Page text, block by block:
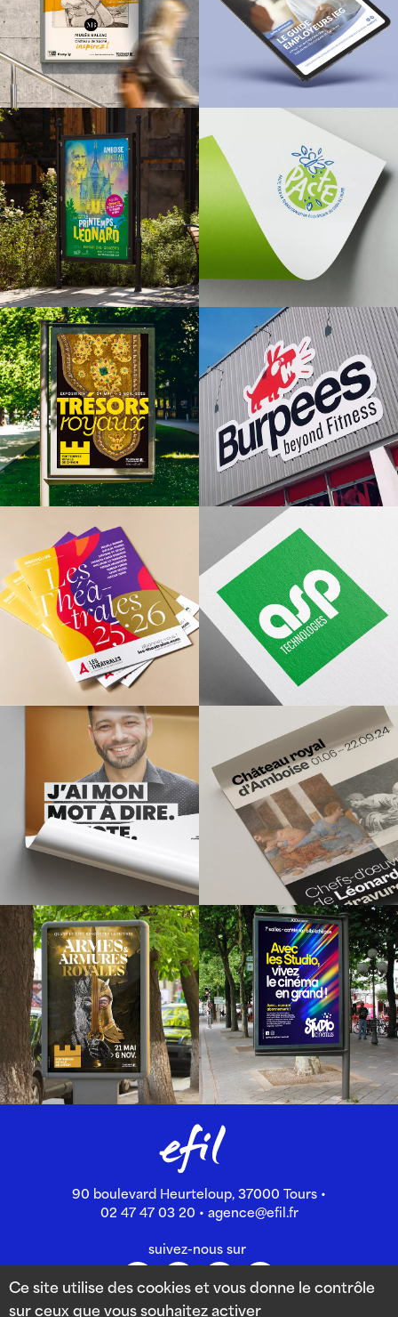
90 boulevard Heurteloup, 37000 Tours •
02 47 47 03 20 • agence@efil.fr
suivez-nous sur
Ce site utilise des cookies et vous donne le contrôle
sur ceux que vous souhaitez activer